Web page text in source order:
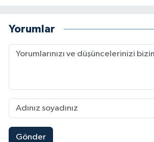
Yorumlar
Gönder